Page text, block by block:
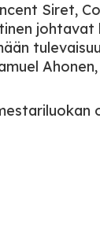
Siret,